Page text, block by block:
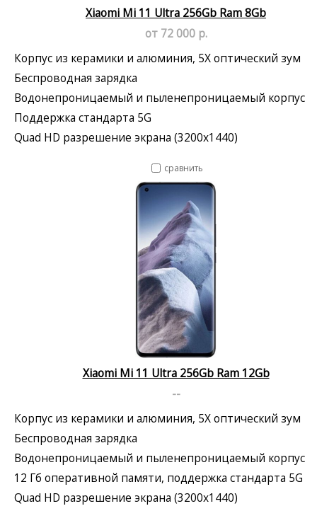
Xiaomi Mi 11 Ultra 256Gb Ram 8Gb
от 72 000 р.
Корпус из керамики и алюминия, 5X оптический зум
Беспроводная зарядка
Водонепроницаемый и пыленепроницаемый корпус
Поддержка стандарта 5G
Quad HD разрешение экрана (3200x1440)
сравнить
Xiaomi Mi 11 Ultra 256Gb Ram 12Gb
--
Корпус из керамики и алюминия, 5X оптический зум
Беспроводная зарядка
Водонепроницаемый и пыленепроницаемый корпус
12 Гб оперативной памяти, поддержка стандарта 5G
Quad HD разрешение экрана (3200x1440)